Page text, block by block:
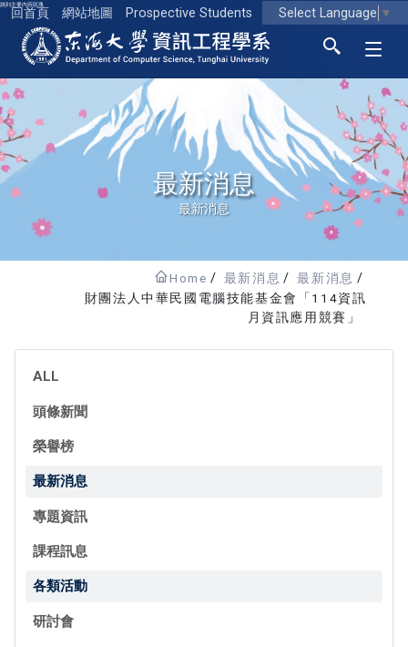
跳到主要內容區塊
回首頁 網站地圖 Prospective Students Select Language ▼
東海大學logo
最新消息
最新消息
Home 最新消息
最新消息
財團法人中華民國電腦技能基金會「114資訊
月資訊應用競賽」
ALL
頭條新聞
榮譽榜
最新消息
專題資訊
課程訊息
各類活動
研討會